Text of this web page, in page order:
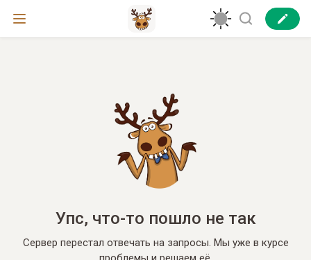
Упс, что-то пошло не так
Сервер перестал отвечать на запросы. Мы уже в курсе